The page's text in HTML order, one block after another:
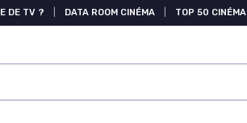
DE TV ? DATA ROOM CINÉMA TOP 50 CINÉMA